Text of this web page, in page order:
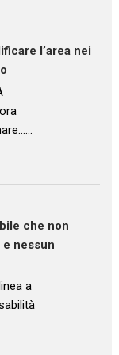
l’area nei
che non
nessun
a